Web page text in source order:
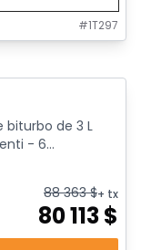
#1T297
biturbo de 3 L
- 6...
88 363$+ tx
80 113$